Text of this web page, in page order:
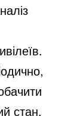
стан.